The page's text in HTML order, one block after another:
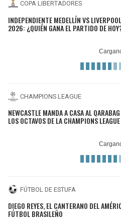
COPA LIBERTADORES
INDEPENDIENTE MEDELLÍN VS
2026: ¿QUIÉN GANA EL PARTIDO DE
CHAMPIONS LEAGUE
NEWCASTLE MANDA A CASA AL
LOS OCTAVOS DE LA CHAMPIONS LEAGUE
FÚTBOL DE ESTUFA
DIEGO REYES, EL CANTERANO DEL
FÚTBOL BRASILEÑO